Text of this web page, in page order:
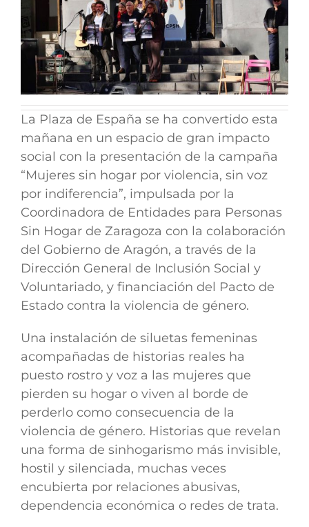
La Plaza de España se ha convertido esta
mañana en un espacio de gran impacto
social con la presentación de la campaña
“Mujeres sin hogar por violencia, sin voz
por indiferencia”, impulsada por la
Coordinadora de Entidades para Personas
Sin Hogar de Zaragoza con la colaboración
del Gobierno de Aragón, a través de la
Dirección General de Inclusión Social y
Voluntariado, y financiación del Pacto de
Estado contra la violencia de género.
Una instalación de siluetas femeninas
acompañadas de historias reales ha
puesto rostro y voz a las mujeres que
pierden su hogar o viven al borde de
perderlo como consecuencia de la
violencia de género. Historias que revelan
una forma de sinhogarismo más invisible,
hostil y silenciada, muchas veces
encubierta por relaciones abusivas,
dependencia económica o redes de trata.